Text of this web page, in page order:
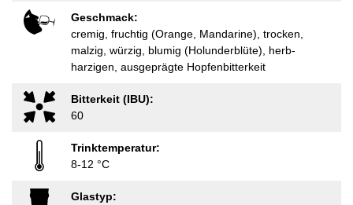
Geschmack:
cremig, fruchtig (Orange, Mandarine), trocken,
malzig, würzig, blumig (Holunderblüte), herb-
harzigen, ausgeprägte Hopfenbitterkeit
Bitterkeit (IBU):
60
Trinktemperatur:
8-12 °C
Glastyp: